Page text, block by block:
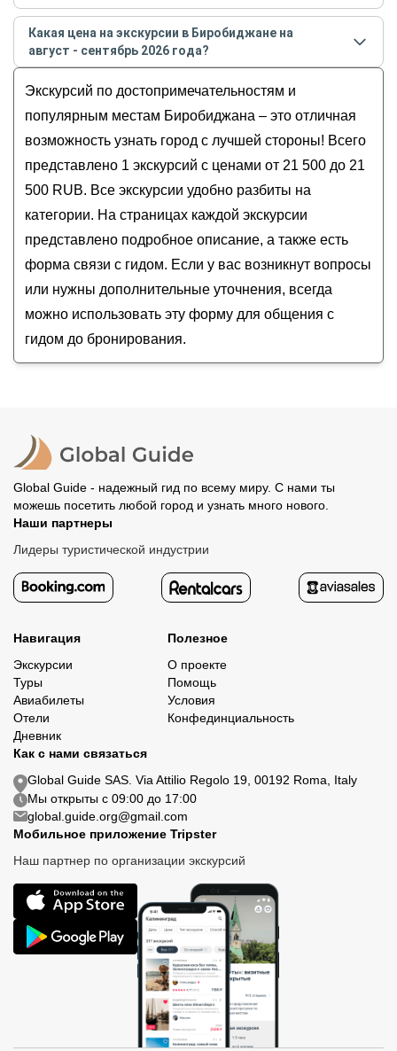
Обзорные
Индивидуальные
Все
Усадьбы и дворцы
Переулки и улицы
Самые популярные экскурсиив Биробиджанев
августе - сентябре 2026года:
Из Хабаровска — в Биробиджан!
Какая цена на экскурсии в Биробиджане на
август - сентябрь 2026 года?
сентябрь 2026года от 21 500до 21 500 RUB
Экскурсий по достопримечательностям и
популярным местам Биробиджана – это отличная
возможность узнать город с лучшей стороны! Всего
представлено 1 экскурсий с ценами от 21 500 до 21
500 RUB. Все экскурсии удобно разбиты на
категории. На страницах каждой экскурсии
представлено подробное описание, а также есть
форма связи с гидом. Если у вас возникнут вопросы
или нужны дополнительные уточнения, всегда
можно использовать эту форму для общения с
гидом до бронирования.
Global Guide - надежный гид по всему миру. С нами ты
можешь посетить любой город и узнать много нового.
Наши партнеры
Лидеры туристической индустрии
Навигация
Экскурсии
Туры
Авиабилеты
Отели
Дневник
Полезное
О проекте
Помощь
Условия
Конфединциальность
Как с нами связаться
Global Guide SAS. Via Attilio Regolo 19, 00192 Roma, Italy
Мы открыты с 09:00 до 17:00
global.guide.org@gmail.com
Мобильное приложение Tripster
Наш партнер по организации экскурсий